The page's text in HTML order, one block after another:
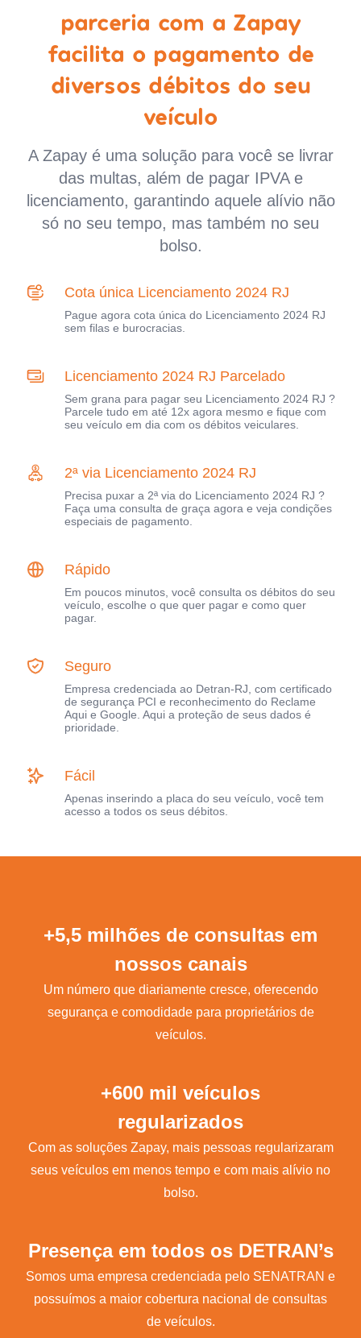
parceria com a Zapay
facilita o pagamento de
diversos débitos do seu
veículo
A Zapay é uma solução para você se livrar
das multas, além de pagar IPVA e
licenciamento, garantindo aquele alívio não
só no seu tempo, mas também no seu
bolso.
Cota única Licenciamento 2024 RJ
Pague agora cota única do Licenciamento 2024 RJ
sem filas e burocracias.
Licenciamento 2024 RJ Parcelado
Sem grana para pagar seu Licenciamento 2024 RJ ?
Parcele tudo em até 12x agora mesmo e fique com
seu veículo em dia com os débitos veiculares.
2ª via Licenciamento 2024 RJ
Precisa puxar a 2ª via do Licenciamento 2024 RJ ?
Faça uma consulta de graça agora e veja condições
especiais de pagamento.
Rápido
Em poucos minutos, você consulta os débitos do seu
veículo, escolhe o que quer pagar e como quer
pagar.
Seguro
Empresa credenciada ao Detran-RJ, com certificado
de segurança PCI e reconhecimento do Reclame
Aqui e Google. Aqui a proteção de seus dados é
prioridade.
Fácil
Apenas inserindo a placa do seu veículo, você tem
acesso a todos os seus débitos.
+5,5 milhões de consultas em
nossos canais
Um número que diariamente cresce, oferecendo
segurança e comodidade para proprietários de
veículos.
+600 mil veículos
regularizados
Com as soluções Zapay, mais pessoas regularizaram
seus veículos em menos tempo e com mais alívio no
bolso.
Presença em todos os DETRAN’s
Somos uma empresa credenciada pelo SENATRAN e
possuímos a maior cobertura nacional de consultas
de veículos.